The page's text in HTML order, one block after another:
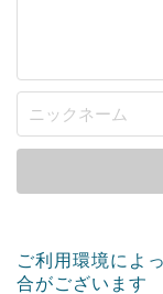
ご利用環境によ
合がございます